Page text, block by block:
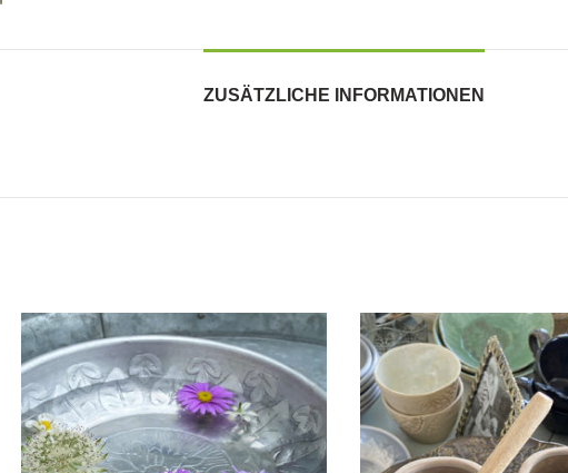
ZUSÄTZLICHE INFORMATIONEN